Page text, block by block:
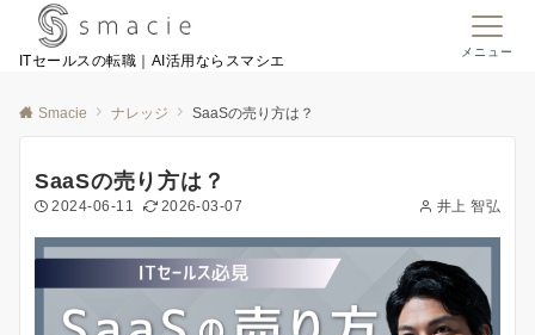
ITセールスの転職｜AI活用ならスマシエ
メニュー
Smacie ナレッジ SaaSの売り方は？
SaaSの売り方は？
2024-06-11 2026-03-07 井上 智弘